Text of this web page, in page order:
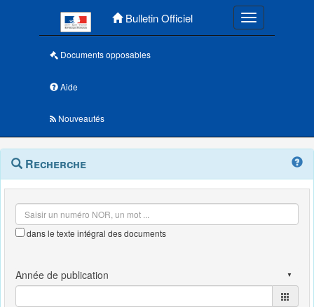
Bulletin Officiel Toggle
Documents opposables
Aide
Nouveautés
Navigation
outils
Menu
contextuel
Recherche
dans le texte intégral des documents